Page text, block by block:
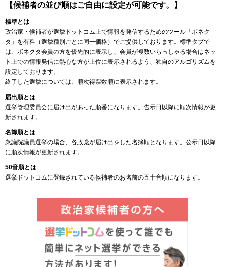
【候補者の並び順はご自由に設定が可能です。】
標準とは
政治家・候補者が選挙ドットコム上で情報を発信するためのツール「ボネク
タ」を有料（選挙種別ごとに同一価格）でご提供しております。標準タブで
は、ボネクタ会員の方を優先的に表示し、会員が複数いらっしゃる場合はネッ
ト上での情報発信に熱心な方が上位に表示されるよう、独自のアルゴリズムを
設定しております。
終了した選挙については、順次得票数順に表示されます。
届出順とは
選挙管理委員会に届け出があった順番になります。告示日以降に順次情報が更
新されます。
名簿順とは
衆議院議員選挙の場合、各政党が届け出をした名簿順となります。公示日以降
に順次情報が更新されます。
50音順とは
選挙ドットコムに登録されている候補者のお名前の五十音順になります。